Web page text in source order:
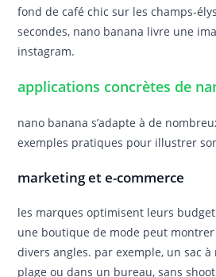
fond de café chic sur les champs-
secondes, nano banana livre une
instagram.
applications concrètes de
nano banana s’adapte à de
exemples pratiques pour illustrer
marketing et e-commerce
les marques optimisent leurs
une boutique de mode peut
divers angles. par exemple, un sac
plage ou dans un bureau, sans